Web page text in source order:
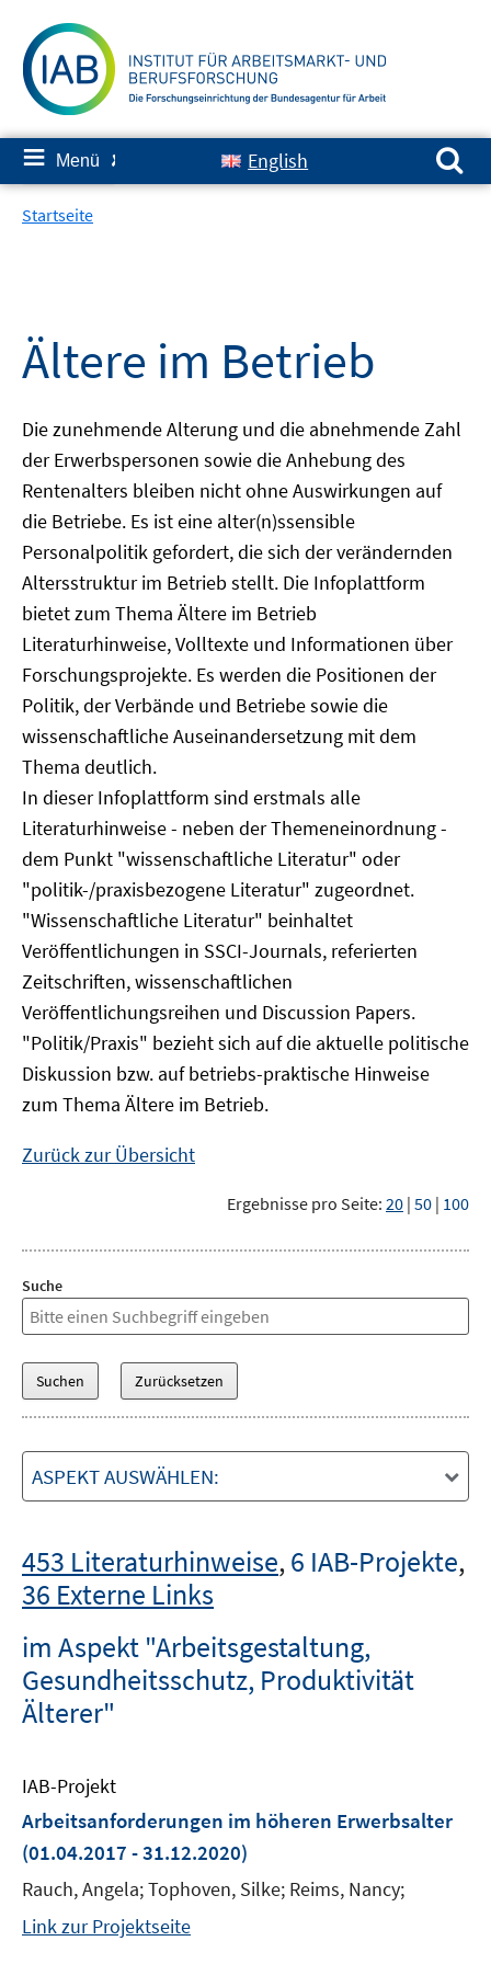
zum
Inhalt
≡ Menü ✘ English
Suchen nach:
Startseite
Ältere im Betrieb
Die zunehmende Alterung und die abnehmende Zahl
der Erwerbspersonen sowie die Anhebung des
Rentenalters bleiben nicht ohne Auswirkungen auf
die Betriebe. Es ist eine alter(n)ssensible
Personalpolitik gefordert, die sich der verändernden
Altersstruktur im Betrieb stellt. Die Infoplattform
bietet zum Thema Ältere im Betrieb
Literaturhinweise, Volltexte und Informationen über
Forschungsprojekte. Es werden die Positionen der
Politik, der Verbände und Betriebe sowie die
wissenschaftliche Auseinandersetzung mit dem
Thema deutlich.
In dieser Infoplattform sind erstmals alle
Literaturhinweise - neben der Themeneinordnung -
dem Punkt "wissenschaftliche Literatur" oder
"politik-/praxisbezogene Literatur" zugeordnet.
"Wissenschaftliche Literatur" beinhaltet
Veröffentlichungen in SSCI-Journals, referierten
Zeitschriften, wissenschaftlichen
Veröffentlichungsreihen und Discussion Papers.
"Politik/Praxis" bezieht sich auf die aktuelle politische
Diskussion bzw. auf betriebs-praktische Hinweise
zum Thema Ältere im Betrieb.
Zurück zur Übersicht
Ergebnisse pro Seite: 20 | 50 | 100
Suche
ASPEKT AUSWÄHLEN:
453 Literaturhinweise,6 IAB-Projekte,
36 Externe Links
im Aspekt "Arbeitsgestaltung,
Gesundheitsschutz, Produktivität
Älterer"
IAB-Projekt
Arbeitsanforderungen im höheren Erwerbsalter
(01.04.2017 - 31.12.2020)
Rauch, Angela; Tophoven, Silke; Reims, Nancy;
Link zur Projektseite